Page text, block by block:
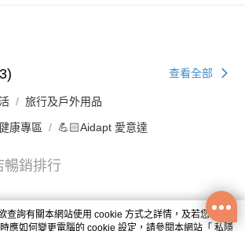
查看全部
旅行及戶外用品
康專區 💪🏻Aidapt 愛意達
暢銷排行
查詢有關本網站使用 cookie 方式之詳情，及若您不希
應如何變更電腦的 cookie 設定，請參閱本網站「 私隱